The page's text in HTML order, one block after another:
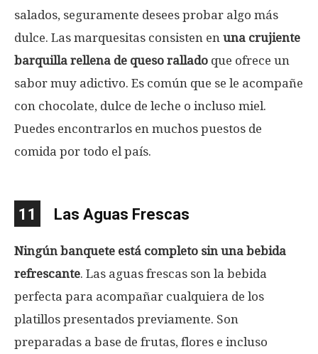
salados, seguramente desees probar algo más
dulce. Las marquesitas consisten en una crujiente
barquilla rellena de queso rallado que ofrece un
sabor muy adictivo. Es común que se le acompañe
con chocolate, dulce de leche o incluso miel.
Puedes encontrarlos en muchos puestos de
comida por todo el país.
11 Las Aguas Frescas
Ningún banquete está completo sin una bebida
refrescante. Las aguas frescas son la bebida
perfecta para acompañar cualquiera de los
platillos presentados previamente. Son
preparadas a base de frutas, flores e incluso